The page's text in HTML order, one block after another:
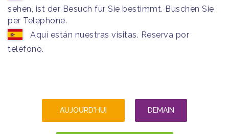
sehen, ist der Besuch für Sie bestimmt. Buschen Sie
per Telephone.
Aquí están nuestras visitas. Reserva por
teléfono.
AUJOURD'HUI DEMAIN